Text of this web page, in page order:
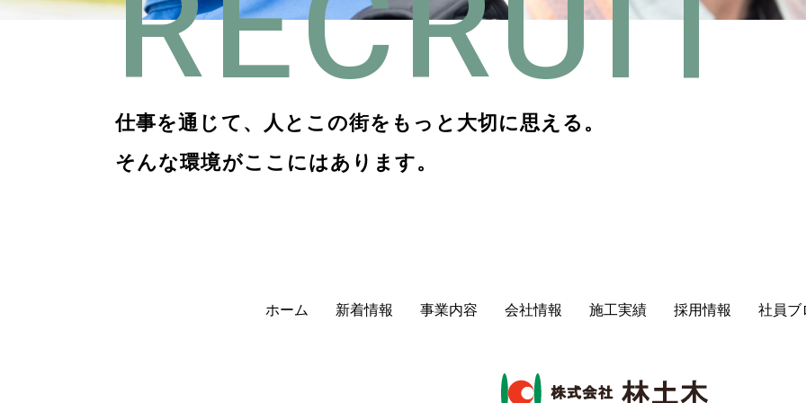
仕事を通じて、
人とこの街をもっと大切に思える。
そんな環境がここにはあります。
ホーム 新着情報 事業内容 会社情報 施⼯実績 採⽤情報 社員ブ